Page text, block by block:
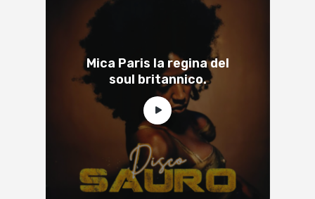
Mica Paris la regina del
soul britannico.